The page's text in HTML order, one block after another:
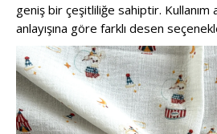
geniş bir çeşitliliğe sahiptir. Kullanım
anlayışına göre farklı desen